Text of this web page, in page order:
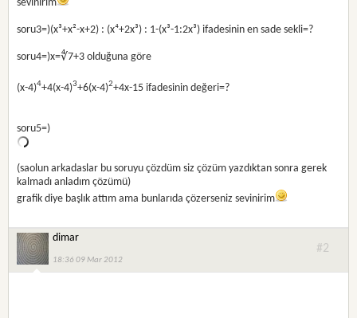
sevinirim
soru3=)(x³+x²-x+2) : (x⁴+2x³) : 1-(x³-1:2x³) ifadesinin en sade sekli=?
soru4=)x=∜7+3 olduğuna göre
(x-4)4+4(x-4)3+6(x-4)2+4x-15 ifadesinin değeri=?
soru5=)
(saolun arkadaslar bu soruyu çözdüm siz çözüm yazdıktan sonra gerek
kalmadı anladım çözümü)
grafik diye başlık attım ama bunlarıda çözerseniz sevinirim
dimar
18:36 09 Mar 2012
#2